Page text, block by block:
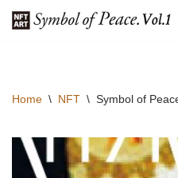
へ
Home \ NFT \ Symbol of